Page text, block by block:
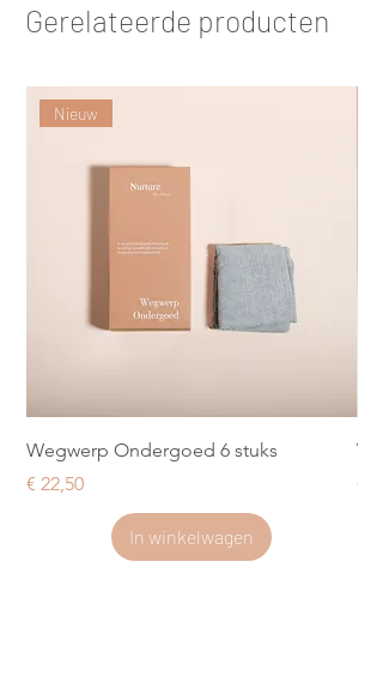
Gerelateerde producten
Nieuw
Wegwerp Ondergoed 6 stuks
Prijs
€ 22,50
In winkelwagen
Prijs
€